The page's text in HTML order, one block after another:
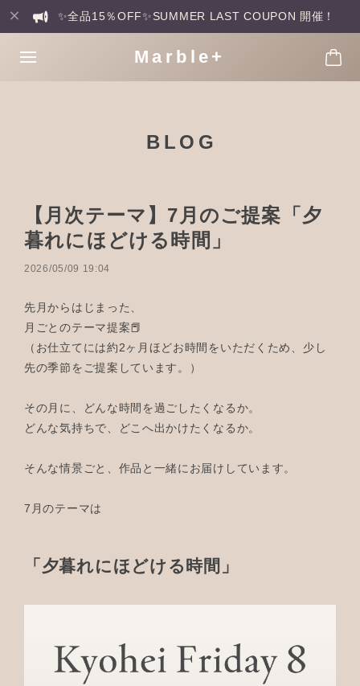
✨全品15％OFF✨SUMMER LAST COUPON 開催！
Marble+
BLOG
【月次テーマ】7月のご提案「夕
暮れにほどける時間」
2026/05/09 19:04
先月からはじまった、
月ごとのテーマ提案📕
（お仕立てには約2ヶ月ほどお時間をいただくため、少し
先の季節をご提案しています。）
その月に、どんな時間を過ごしたくなるか。
どんな気持ちで、どこへ出かけたくなるか。
そんな情景ごと、作品と一緒にお届けしています。
7月のテーマは
「夕暮れにほどける時間」